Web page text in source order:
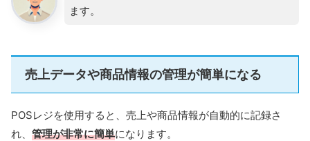
ます。
売上データや商品情報の管理が簡単になる
POSレジを使用すると、売上や商品情報が自動的に記録さ
れ、 管理が非常に簡単になります。